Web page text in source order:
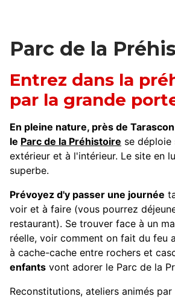
Parc de la
Entrez dans la
par la grande
En pleine nature, près de
le Parc de la Préhistoire se déploie
extérieur et à l'intérieur. Le site en
superbe.
Prévoyez d'y passer une journée
voir et à faire (vous pourrez
restaurant). Se trouver face à un
réelle, voir comment on fait du feu
à cache-cache entre rochers et
enfants vont adorer le Parc de la
Reconstitutions, ateliers animés